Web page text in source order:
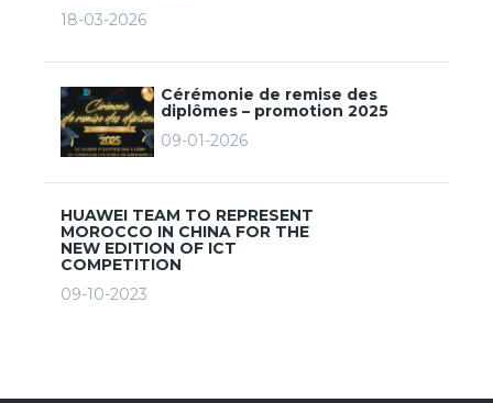
18-03-2026
Cérémonie de remise des
diplômes – promotion 2025
09-01-2026
HUAWEI TEAM TO REPRESENT
MOROCCO IN CHINA FOR THE
NEW EDITION OF ICT
COMPETITION
09-10-2023